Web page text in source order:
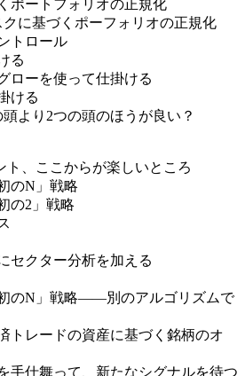
ポートフォリオの正規化
に基づくポーフォリオの正規化
トロール
る
ローを使って仕掛ける
ける
より2つの頭のほうが良い？
ト、ここからが楽しいところ
のN」戦略
の2」戦略
セクター分析を加える
初のN」戦略――別のアルゴリズムで
トレードの資産に基づく銘柄のオ
手仕舞って、新たなシグナルを待つ